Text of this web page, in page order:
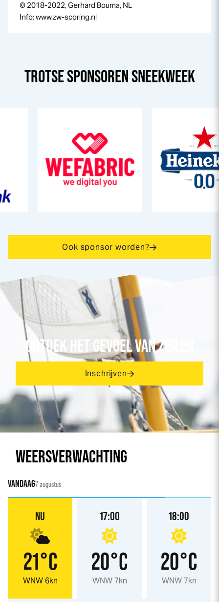
© 2018-2022, Gerhard Bouma, NL
Info: www.zw-scoring.nl
TROTSE SPONSORENSNEEKWEEK
Ook sponsor worden?
ONTDEK HET GEVOEL VAN ZEILEN
Inschrijven
WEERSVERWACHTING
VANDAAG7 augustus
NU
21°C
WNW 6kn
17:00
20°C
WNW 7kn
18:00
20°C
WNW 7kn